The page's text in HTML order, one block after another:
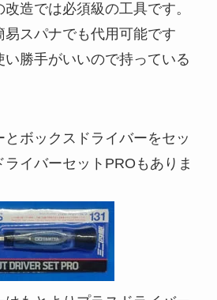
造では必須級の工具です。
スパナでも代用可能です
勝手がいいので持っている
ボックスドライバーをセッ
ライバーセットPROもありま